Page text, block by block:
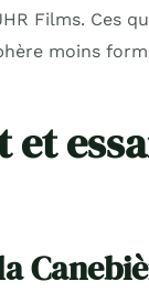
Films. Ces
moins
et